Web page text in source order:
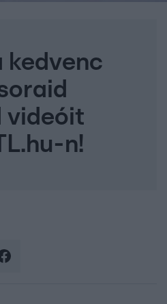
kedvenc
videóit
n!